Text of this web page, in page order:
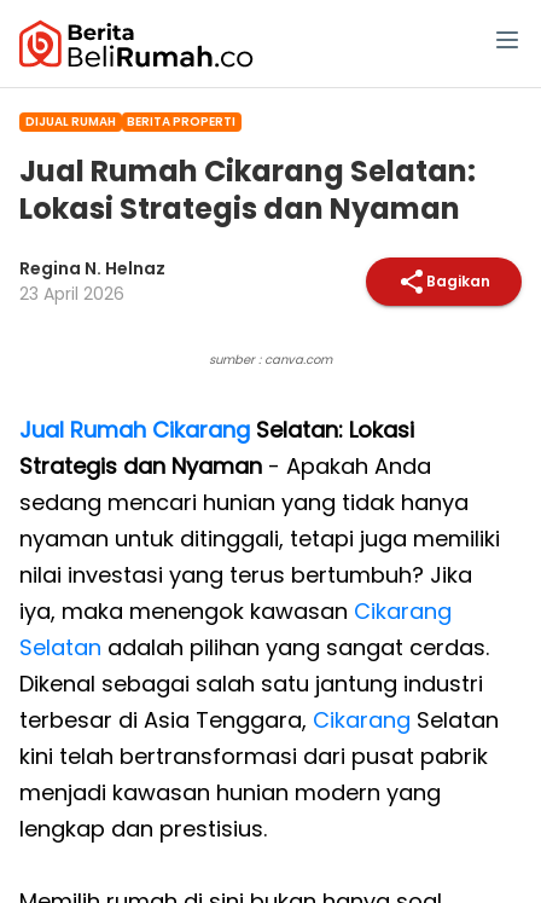
DIJUAL RUMAH BERITA PROPERTI
Jual Rumah Cikarang Selatan:
Lokasi Strategis dan Nyaman
Regina N. Helnaz
23 April 2026
Bagikan
sumber : canva.com
Jual Rumah Cikarang Selatan: Lokasi
Strategis dan Nyaman - Apakah Anda
sedang mencari hunian yang tidak hanya
nyaman untuk ditinggali, tetapi juga memiliki
nilai investasi yang terus bertumbuh? Jika
iya, maka menengok kawasan Cikarang
Selatan adalah pilihan yang sangat cerdas.
Dikenal sebagai salah satu jantung industri
terbesar di Asia Tenggara, Cikarang Selatan
kini telah bertransformasi dari pusat pabrik
menjadi kawasan hunian modern yang
lengkap dan prestisius.